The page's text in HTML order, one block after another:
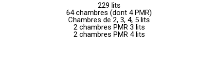
229 lits
64 chambres (dont 4 PMR)
Chambres de 2, 3, 4, 5 lits
2 chambres PMR 3 lits
2 chambres PMR 4 lits